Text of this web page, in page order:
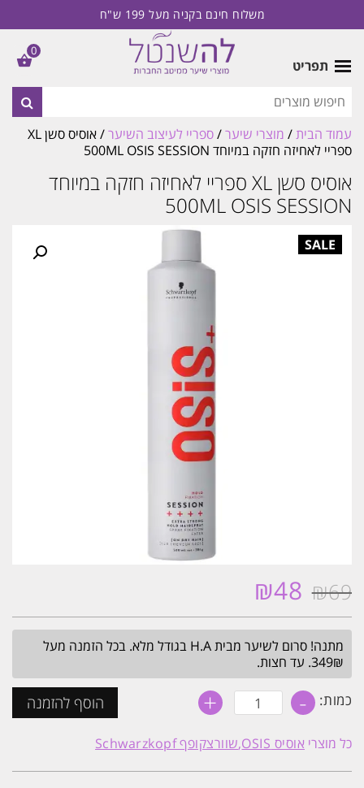
משלוח חינם בקניה מעל 199 ש"ח
תפריט
עמוד הבית/ מוצרי שיער/ספריי לעיצוב השיער
/ אוסיס סשן XL
ספריי לאחיזה חזקה במיוחד 500ML OSIS SESSION
אוסיס סשן XL ספריי לאחיזה חזקה במיוחד
500ML OSIS SESSION
₪69
המחיר
היה:
₪69.
₪48
הוא:
₪48.
מתנה! סרום לשיער מבית H.A בגודל מלא. בכל הזמנה מעל
349₪. עד חצות.
כמות: - כמות
של
סשן
XL
לאחיזה
+ הוסף להזמנה
כל מוצרי אוסיס OSIS שוורצקופף Schwarzkopf
0